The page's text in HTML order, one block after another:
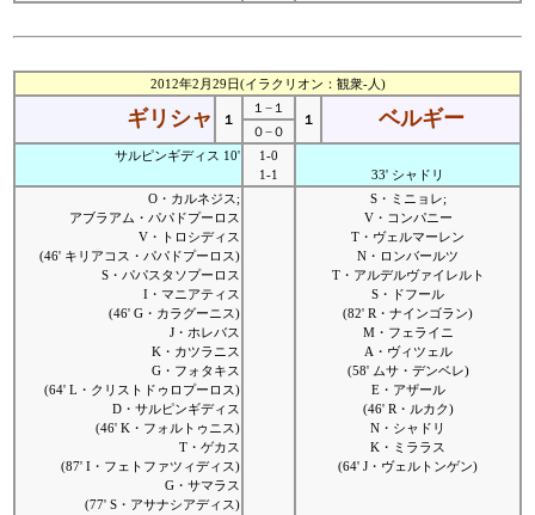
2012年2月29日(イラクリオン：観衆-人)
ギリシャ １
１−１
１
ベルギー
０−０
サルピンギディス 10'
1-0
1-1
33' シャドリ
O・カルネジス;
アブラアム・パパドプーロス
V・トロシディス
(46' キリアコス・パパドプーロス)
S・パパスタソプーロス
I・マニアティス
(46' G・カラグーニス)
J・ホレバス
K・カツラニス
G・フォタキス
(64' L・クリストドゥロプーロス)
D・サルピンギディス
(46' K・フォルトゥニス)
T・ゲカス
(87' I・フェトファツィディス)
G・サマラス
(77' S・アサナシアディス)
S・ミニョレ;
V・コンパニー
T・ヴェルマーレン
N・ロンバールツ
T・アルデルヴァイレルト
S・ドフール
(82' R・ナインゴラン)
M・フェライニ
A・ヴィツェル
(58' ムサ・デンベレ)
E・アザール
(46' R・ルカク)
N・シャドリ
K・ミララス
(64' J・ヴェルトンゲン)